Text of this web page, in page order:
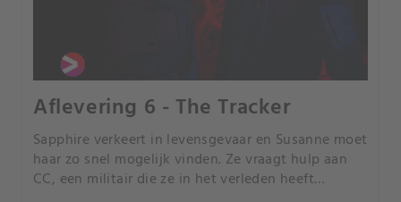
Aflevering 6 - The Tracker
Sapphire verkeert in levensgevaar en Susanne moet
haar zo snel mogelijk vinden. Ze vraagt hulp aan
CC, een militair die ze in het verleden heeft